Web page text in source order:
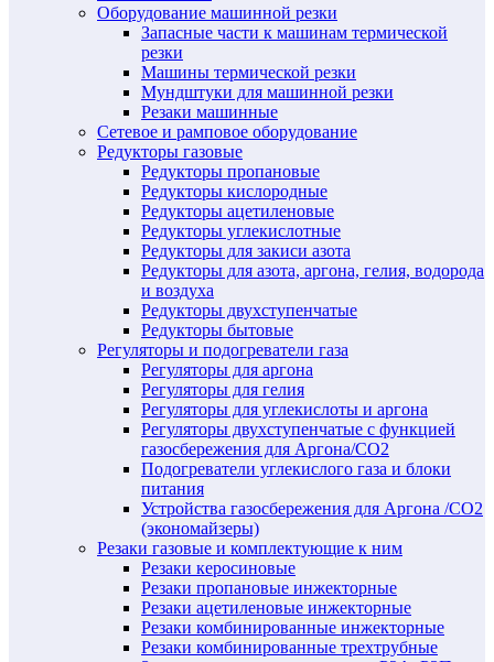
Оборудование машинной резки
Запасные части к машинам термической
резки
Машины термической резки
Мундштуки для машинной резки
Резаки машинные
Сетевое и рамповое оборудование
Редукторы газовые
Редукторы пропановые
Редукторы кислородные
Редукторы ацетиленовые
Редукторы углекислотные
Редукторы для закиси азота
Редукторы для азота, аргона, гелия, водорода
и воздуха
Редукторы двухступенчатые
Редукторы бытовые
Регуляторы и подогреватели газа
Регуляторы для аргона
Регуляторы для гелия
Регуляторы для углекислоты и аргона
Регуляторы двухступенчатые c функцией
газосбережения для Аргона/СО2
Подогреватели углекислого газа и блоки
питания
Устройства газосбережения для Аргона /СО2
(экономайзеры)
Резаки газовые и комплектующие к ним
Резаки керосиновые
Резаки пропановые инжекторные
Резаки ацетиленовые инжекторные
Резаки комбинированные инжекторные
Резаки комбинированные трехтрубные